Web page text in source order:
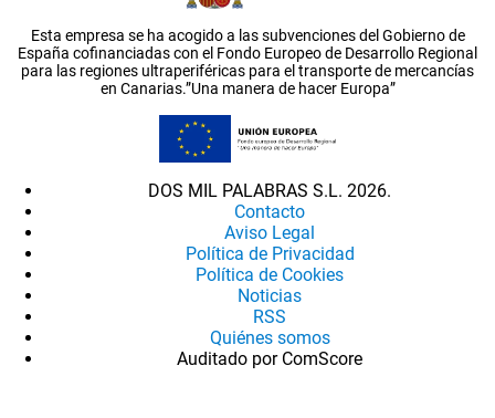
Esta empresa se ha acogido a las subvenciones del Gobierno de
España cofinanciadas con el Fondo Europeo de Desarrollo Regional
para las regiones ultraperiféricas para el transporte de mercancías
en Canarias.”Una manera de hacer Europa”
DOS MIL PALABRAS S.L. 2026.
Contacto
Aviso Legal
Política de Privacidad
Política de Cookies
Noticias
RSS
Quiénes somos
Auditado por ComScore